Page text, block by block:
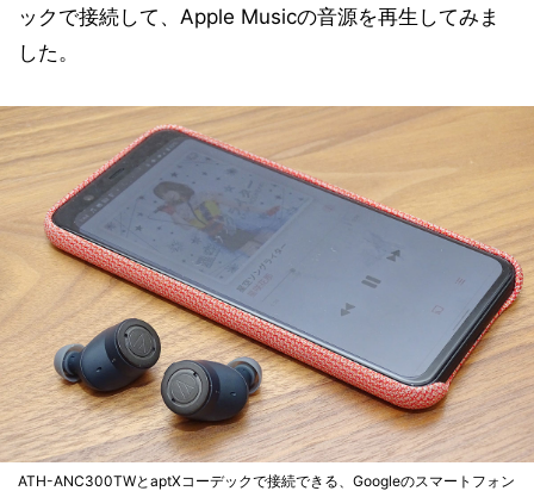
ックで接続して、Apple Musicの音源を再生してみま
した。
ATH-ANC300TWとaptXコーデックで接続できる、Googleのスマートフォン